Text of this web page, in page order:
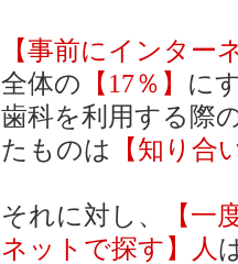
【事前にインター
全体の 【17％】 に
歯科を利用する際
たものは
【知り合
それに対し、
【一
ネットで探す】人